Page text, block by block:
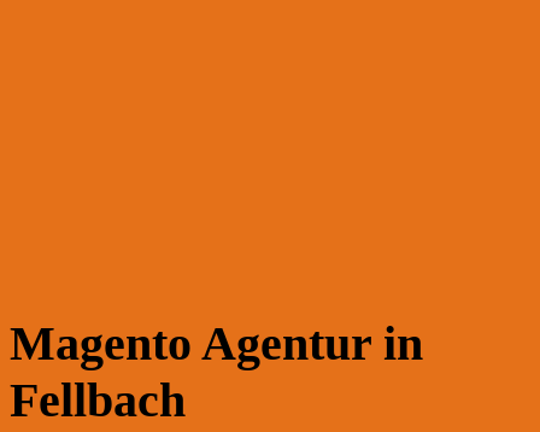
Magento Agentur in
Fellbach